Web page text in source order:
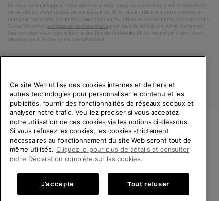
En nous communiquant votre adresse e-mail, vous vous inscrivez à notre newsletter
et bénéficiez d’une remise de bienvenue de 15 %. Nous utiliserons votre adresse e-
mail pour vous tenir informé(e) des nouveautés, offres et événements promotionnels.
Consultez notre politique de confidentialité pour plus de détails sur notre traitement
des données vous concernant à des fins de marketing et sur les moyens dont vous
disposez pour retirer votre consentement.
France
©2026 SOREL. Tous droits réservés.
Conditions Générales de Vente Garanties Légales
Impressum Public CBCR
BIENVENUE CHEZ SOREL.
VEUILLEZ SÉLECTIONNER
VOTRE PAYS DE LIVRAISON.
Achats en ligne disponibles
Ce site Web utilise des cookies internes et de tiers et
autres technologies pour personnaliser le contenu et les
publicités, fournir des fonctionnalités de réseaux sociaux et
analyser notre trafic. Veuillez préciser si vous acceptez
notre utilisation de ces cookies via les options ci-dessous.
Si vous refusez les cookies, les cookies strictement
nécessaires au fonctionnement du site Web seront tout de
même utilisés. Cliquez ici pour plus de détails et consulter
notre Déclaration complète sur les cookies.
J’accepte Tout refuser